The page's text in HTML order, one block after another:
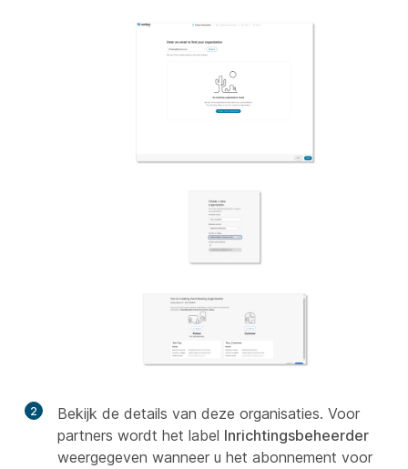
2
Bekijk de details van deze organisaties. Voor
partners wordt het label Inrichtingsbeheerder
weergegeven wanneer u het abonnement voor